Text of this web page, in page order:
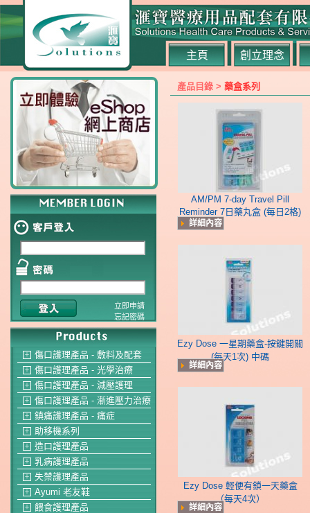
主頁 創立理念
立即申請
忘記密碼
＋ 傷口護理產品 - 敷料及配套
＋ 傷口護理產品 - 光學治療
＋ 傷口護理產品 - 減壓護理
＋ 傷口護理產品 - 漸進壓力治療
＋ 鎮痛護理產品 - 痛症
＋ 助移機系列
＋ 造口護理產品
＋ 乳病護理產品
＋ 失禁護理產品
＋ Ayumi 老友鞋
＋ 餵食護理產品
產品目錄 > 藥盒系列
AM/PM 7-day Travel Pill
Reminder 7日藥丸盒 (每日2格)
詳細內容
Ezy Dose 一星期藥盒-按鍵開關
(每天1次) 中碼
詳細內容
Ezy Dose 輕便有鎖一天藥盒
（每天4次）
詳細內容